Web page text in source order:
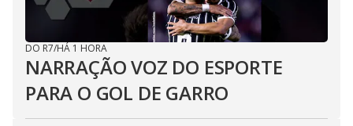
DO R7/HÁ 1 HORA
NARRAÇÃO VOZ DO ESPORTE
PARA O GOL DE GARRO